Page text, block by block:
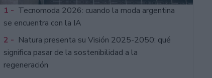
1 - Tecnomoda 2026: cuando la moda argentina
se encuentra con la IA
2 - Natura presenta su Visión 2025-2050: qué
significa pasar de la sostenibilidad a la
regeneración